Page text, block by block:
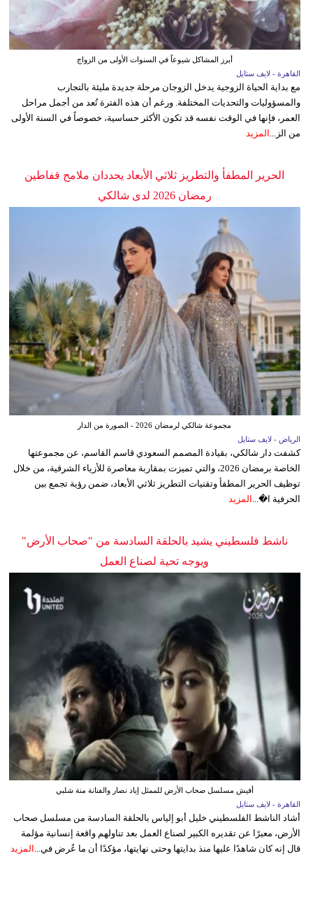
أبرز المشاكل شيوعاً في السنوات الأولى من الزواج
القاهرة - لايف ستايل
مع بداية الحياة الزوجية يدخل الزوجان مرحلة جديدة مليئة بالتجارب
والمسؤوليات والتحديات المختلفة. ورغم أن هذه الفترة تُعد من أجمل مراحل
العمر، فإنها في الوقت نفسه قد تكون الأكثر حساسية، خصوصاً في السنة الأولى
من الز...
المزيد
الحرير المطفأ والتطريز ثلاثي الأبعاد يحددان ملامح قفاطين
رمضان 2026 لدى شالكي
مجموعة شالكي لرمضان 2026 - الصورة من الدار
الرياض - لايف ستايل
كشفت دار شالكي، بقيادة المصمم السعودي قاسم القاسم، عن مجموعتها
الخاصة برمضان 2026، والتي تميزت بمقاربة معاصرة للأزياء الشرقية، من خلال
توظيف الحرير المطفأ وتقنيات التطريز ثلاثي الأبعاد، ضمن رؤية تجمع بين
الحرفية ا�... المزيد
ناشط فلسطيني يشيد بالحلقة السادسة من "صحاب الأرض"
ويوجه تحية لصناع العمل
أفيش مسلسل صحاب الأرض للممثل إياد نصار والفنانة منة شلبي
القاهرة - لايف ستايل
أشاد الناشط الفلسطيني خليل أبو إلياس بالحلقة السادسة من مسلسل صحاب
الأرض، معبرًا عن تقديره الكبير لصناع العمل بعد تناولهم واقعة إنسانية مؤلمة
قال إنه كان شاهدًا عليها منذ بدايتها وحتى نهايتها، مؤكدًا أن ما عُرض في... المزيد